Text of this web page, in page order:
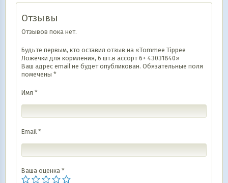
Отзывы
Отзывов пока нет.
Будьте первым, кто оставил отзыв на «Tommee Tippee
Ложечки для кормления, 6 шт.в ассорт 6+ 43031840»
Ваш адрес email не будет опубликован. Обязательные поля
помечены *
Имя *
Email *
Ваша оценка *